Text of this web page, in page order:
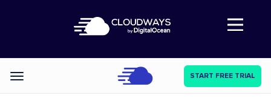
Abre a navegação
Categories START FREE TRIAL